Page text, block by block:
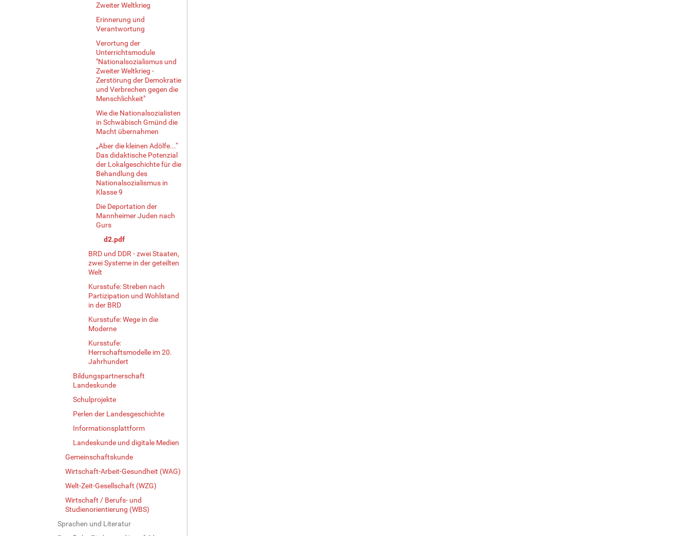
Zweiter Weltkrieg
Erinnerung und
Verantwortung
Verortung der
Unterrichtsmodule
"Nationalsozialismus und
Zweiter Weltkrieg -
Zerstörung der Demokratie
und Verbrechen gegen die
Menschlichkeit"
Wie die Nationalsozialisten
in Schwäbisch Gmünd die
Macht übernahmen
„Aber die kleinen Adölfe...“
Das didaktische Potenzial
der Lokalgeschichte für die
Behandlung des
Nationalsozialismus in
Klasse 9
Die Deportation der
Mannheimer Juden nach
Gurs
d2.pdf
BRD und DDR - zwei Staaten,
zwei Systeme in der geteilten
Welt
Kursstufe: Streben nach
Partizipation und Wohlstand
in der BRD
Kursstufe: Wege in die
Moderne
Kursstufe:
Herrschaftsmodelle im 20.
Jahrhundert
Bildungspartnerschaft
Landeskunde
Schulprojekte
Perlen der Landesgeschichte
Informationsplattform
Landeskunde und digitale Medien
Gemeinschaftskunde
Wirtschaft-Arbeit-Gesundheit (WAG)
Welt-Zeit-Gesellschaft (WZG)
Wirtschaft / Berufs- und
Studienorientierung (WBS)
Sprachen und Literatur